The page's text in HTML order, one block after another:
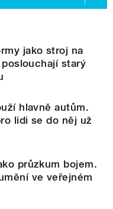
jako stroj na
starý
hlavně autům.
lidi se do něj už
průzkum bojem.
ve veřejném